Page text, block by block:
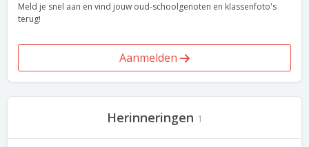
Meld je snel aan en vind jouw oud-schoolgenoten en klassenfoto's
terug!
Aanmelden
Herinneringen 1